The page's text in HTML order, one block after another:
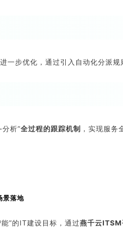
一步优化，通过引入自动化分派
析”全过程的跟踪机制 ，实现服
景落地
”的IT建设目标，通过燕千云ITSM